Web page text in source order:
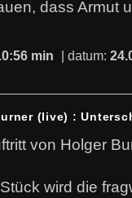
dass Armut
min | datum:
(live) :
von Holger
wird die